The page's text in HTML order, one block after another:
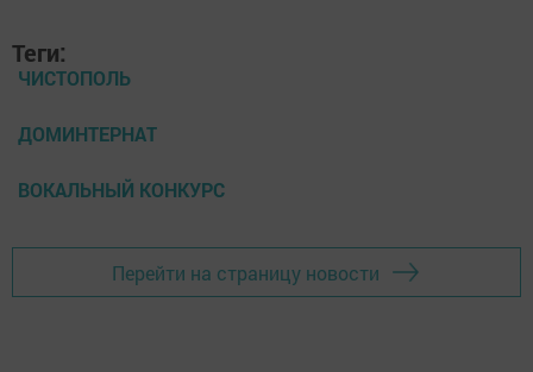
Теги:
ЧИСТОПОЛЬ
ДОМИНТЕРНАТ
ВОКАЛЬНЫЙ КОНКУРС
Перейти на страницу новости